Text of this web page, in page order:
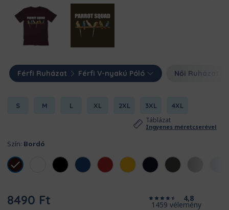
Férfi Ruházat Férfi V-nyakú Póló Női Ruházat
S M L XL 2XL 3XL 4XL
Táblázat
Ingyenes méretcserével
Szín: Bordó
8490 Ft 4,8
1459 vélemény